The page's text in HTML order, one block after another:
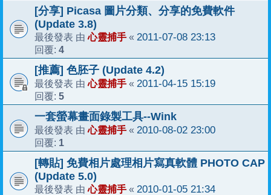
[分享] Picasa 圖片分類、分享的免費軟件
(Update 3.8)
最後發表 由心靈捕手 « 2011-07-08 23:13
回覆: 4
[推薦] 色胚子 (Update 4.2)
最後發表 由心靈捕手 « 2011-04-15 15:19
回覆: 5
一套螢幕畫面錄製工具--Wink
最後發表 由心靈捕手 « 2010-08-02 23:00
回覆: 1
[轉貼] 免費相片處理相片寫真軟體 PHOTO CAP
(Update 5.0)
最後發表 由心靈捕手 « 2010-01-05 21:34